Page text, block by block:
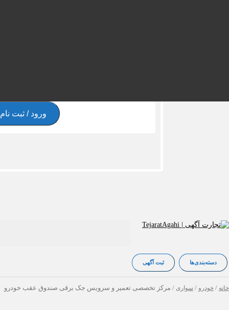
ورود / ثبت نام
دسته‌بندی‌ها ثبت آگهی
خانه / خودرو / سواری / مرکز تخصصی تعمیر و سرویس جک برقی صندوق عقب خودرو